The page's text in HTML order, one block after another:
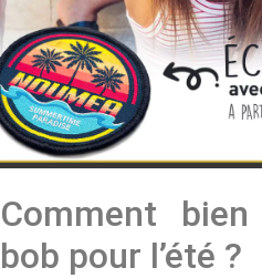
Comment
bob pour l’été ?